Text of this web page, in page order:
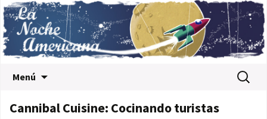
Menú Buscar:
Cannibal Cuisine: Cocinando turistas